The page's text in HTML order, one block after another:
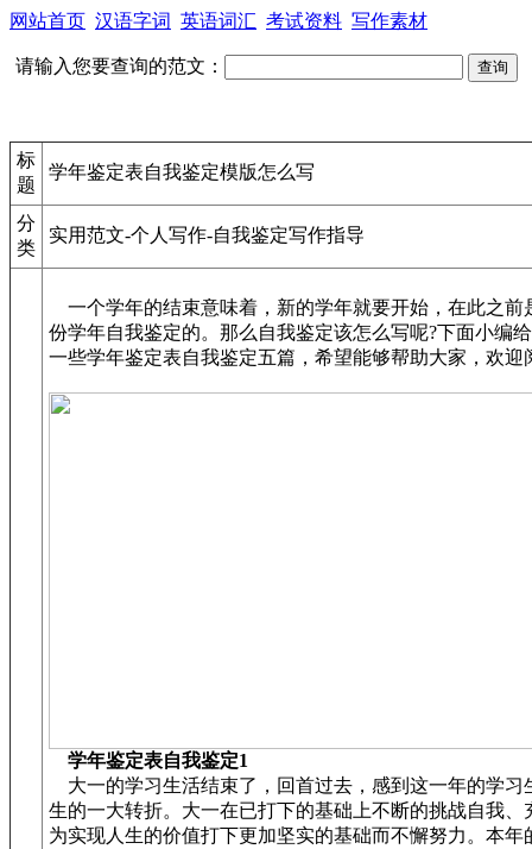
网站首页 汉语字词 英语词汇 考试资料 写作素材
请输入您要查询的范文：
标
题
学年鉴定表自我鉴定模版怎么写
分
类
实用范文-个人写作-自我鉴定写作指导
一个学年的结束意味着，新的学年就要开始，在此之前
份学年自我鉴定的。那么自我鉴定该怎么写呢?下面小编
一些学年鉴定表自我鉴定五篇，希望能够帮助大家，欢迎
学年鉴定表自我鉴定1
大一的学习生活结束了，回首过去，感到这一年的学习
生的一大转折。大一在已打下的基础上不断的挑战自我、
为实现人生的价值打下更加坚实的基础而不懈努力。本年